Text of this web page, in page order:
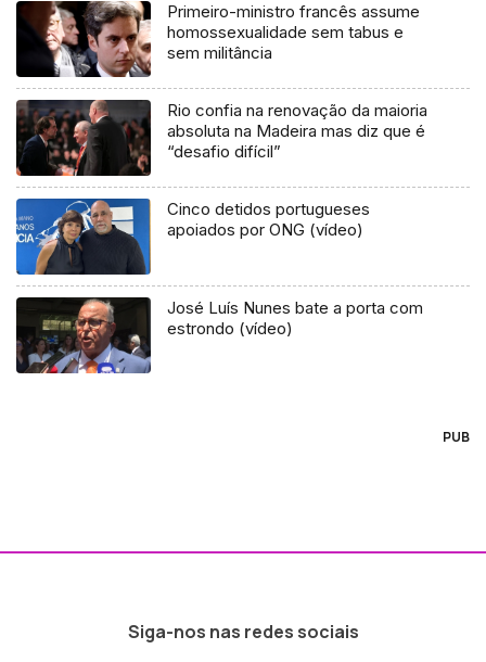
Primeiro-ministro francês assume
homossexualidade sem tabus e
sem militância
Rio confia na renovação da maioria
absoluta na Madeira mas diz que é
“desafio difícil”
Cinco detidos portugueses
apoiados por ONG (vídeo)
José Luís Nunes bate a porta com
estrondo (vídeo)
PUB
Siga-nos nas redes sociais